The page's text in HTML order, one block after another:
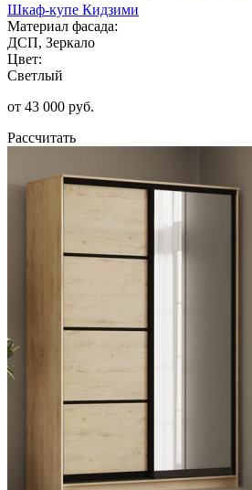
Шкаф-купе Кидзими
Материал фасада:
ДСП, Зеркало
Цвет:
Светлый
от 43 000 руб.
Рассчитать